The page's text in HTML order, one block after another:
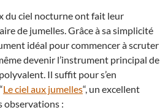
du ciel nocturne ont fait leur
de jumelles. Grâce à sa simplicité
idéal pour commencer à scruter
devenir l’instrument principal de
Il suffit pour s’en
Le ciel aux jumelles“, un excellent
observations :